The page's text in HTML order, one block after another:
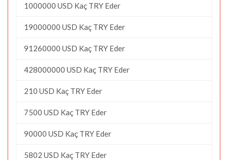
1000000 USD Kaç TRY Eder
19000000 USD Kaç TRY Eder
91260000 USD Kaç TRY Eder
428000000 USD Kaç TRY Eder
210 USD Kaç TRY Eder
7500 USD Kaç TRY Eder
90000 USD Kaç TRY Eder
5802 USD Kaç TRY Eder